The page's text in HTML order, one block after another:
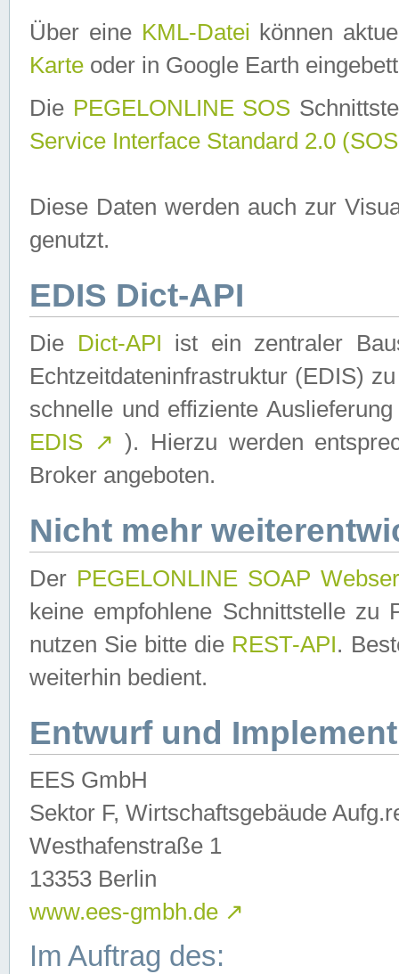
Über eine KML-Datei können
Karte oder in Google Earth
Die PEGELONLINE SOS
Service Interface Standard 2.0
Diese Daten werden auch zur
genutzt.
EDIS Dict-API
Die Dict-API ist ein zentraler
Echtzeitdateninfrastruktur (EDIS)
schnelle und effiziente
EDIS ↗ ). Hierzu werden
Broker angeboten.
Nicht mehr
Der PEGELONLINE SOAP
keine empfohlene Schnittstelle zu
nutzen Sie bitte die REST-API.
weiterhin bedient.
Entwurf und
EES GmbH
Sektor F, Wirtschaftsgebäude
Westhafenstraße 1
13353 Berlin
www.ees-gmbh.de ↗
Im Auftrag des: